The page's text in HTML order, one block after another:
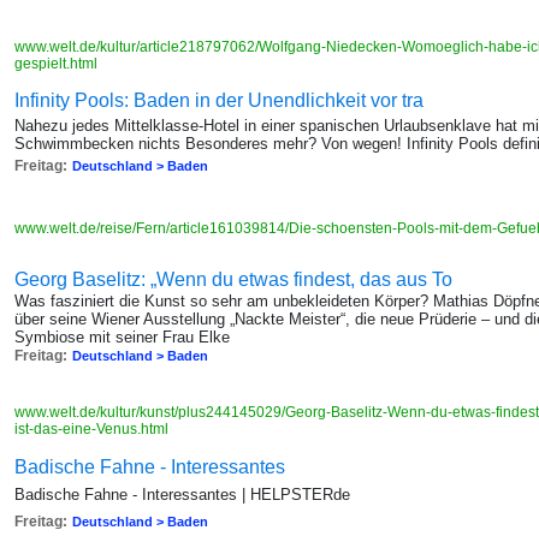
www.welt.de/kultur/article218797062/Wolfgang-Niedecken-Womoeglich-habe-
gespielt.html
Infinity Pools: Baden in der Unendlichkeit vor tra
Nahezu jedes Mittelklasse-Hotel in einer spanischen Urlaubsenklave hat
Schwimmbecken nichts Besonderes mehr? Von wegen! Infinity Pools
Freitag: Deutschland > Baden
www.welt.de/reise/Fern/article161039814/Die-schoensten-Pools-mit-dem-
Georg Baselitz: „Wenn du etwas findest, das aus To
Was fasziniert die Kunst so sehr am unbekleideten Körper? Mathias
über seine Wiener Ausstellung „Nackte Meister“, die neue Prüderie – und
Symbiose mit seiner Frau Elke
Freitag: Deutschland > Baden
www.welt.de/kultur/kunst/plus244145029/Georg-Baselitz-Wenn-du-etwas-
ist-das-eine-Venus.html
Badische Fahne - Interessantes
Badische Fahne - Interessantes | HELPSTERde
Freitag: Deutschland > Baden